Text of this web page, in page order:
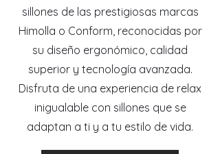
sillones de las prestigiosas marcas
Himolla o Conform, reconocidas por
su diseño ergonómico, calidad
superior y tecnología avanzada.
Disfruta de una experiencia de relax
inigualable con sillones que se
adaptan a ti y a tu estilo de vida.